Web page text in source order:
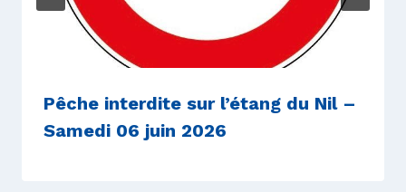
Pêche interdite sur l’étang du Nil –
Samedi 06 juin 2026